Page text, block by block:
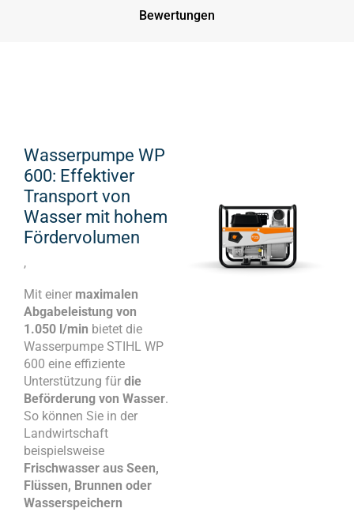
Bewertungen
Wasserpumpe WP
600: Effektiver
Transport von
Wasser mit hohem
Fördervolumen
,
Mit einer maximalen
Abgabeleistung von
1.050 l/min bietet die
Wasserpumpe STIHL WP
600 eine effiziente
Unterstützung für die
Beförderung von Wasser.
So können Sie in der
Landwirtschaft
beispielsweise
Frischwasser aus Seen,
Flüssen, Brunnen oder
Wasserspeichern